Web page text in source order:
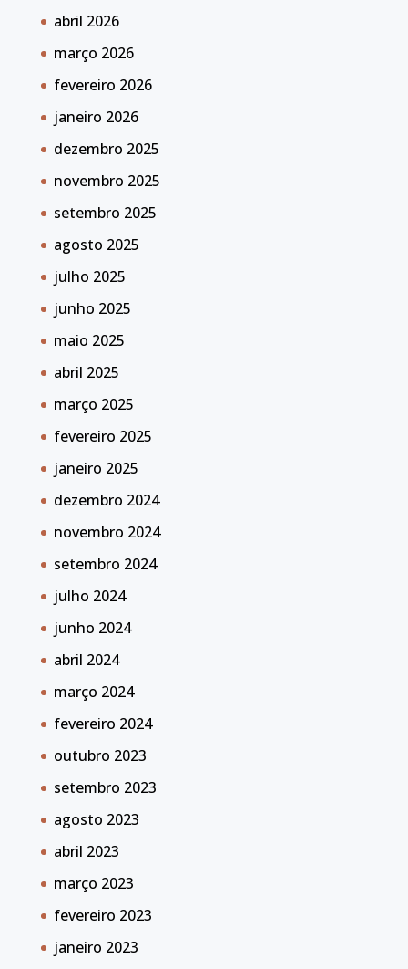
abril 2026
março 2026
fevereiro 2026
janeiro 2026
dezembro 2025
novembro 2025
setembro 2025
agosto 2025
julho 2025
junho 2025
maio 2025
abril 2025
março 2025
fevereiro 2025
janeiro 2025
dezembro 2024
novembro 2024
setembro 2024
julho 2024
junho 2024
abril 2024
março 2024
fevereiro 2024
outubro 2023
setembro 2023
agosto 2023
abril 2023
março 2023
fevereiro 2023
janeiro 2023